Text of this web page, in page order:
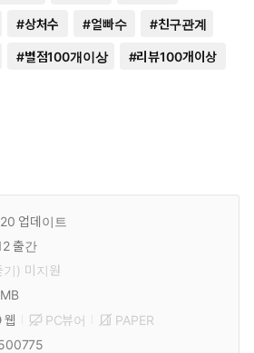
#상처수 #얼빠수 #친구관계
#별점100개이상 #리뷰100개이상
업데이트
출간
기) 미 지원
웹 PC뷰어
PAPER